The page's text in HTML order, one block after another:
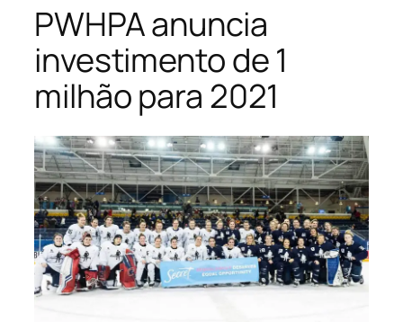
PWHPA anuncia
investimento de 1
milhão para 2021